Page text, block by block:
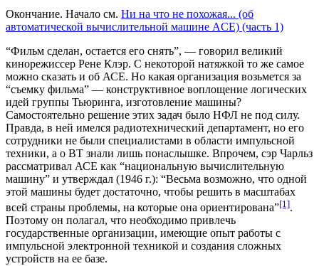
Окончание. Начало см. Ни на что не похожая... (об
автоматической вычислительной машине ACE) (часть 1)
“Фильм сделан, остается его снять”, — говорил великий
кинорежиссер Рене Клэр. С некоторой натяжкой то же самое
можно сказать и об АСЕ. Но какая организация возьмется за
“съемку фильма” — конструктивное воплощение логических
идей группы Тьюринга, изготовление машины?
Самостоятельно решение этих задач было НФЛ не под силу.
Правда, в ней имелся радиотехнический департамент, но его
сотрудники не были специалистами в области импульсной
техники, а о ВТ знали лишь понаслышке. Впрочем, сэр Чарльз
рассматривал АСЕ как “национальную вычислительную
машину” и утверждал (1946 г.): “Весьма возможно, что одной
этой машины будет достаточно, чтобы решить в масштабах
всей страны проблемы, на которые она ориентирована”[1].
Поэтому он полагал, что необходимо привлечь
государственные организации, имеющие опыт работы с
импульсной электронной техникой и создания сложных
устройств на ее базе.